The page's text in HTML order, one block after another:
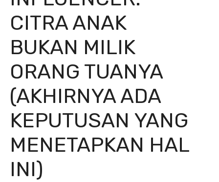
CITRA ANAK
BUKAN MILIK
ORANG TUANYA
(AKHIRNYA ADA
KEPUTUSAN YANG
MENETAPKAN HAL
INI)